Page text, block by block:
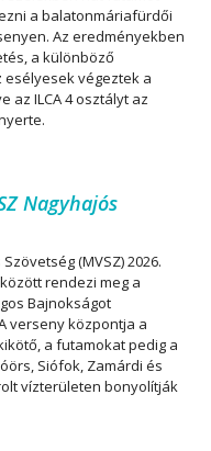
a balatonmáriafürdői
Az eredményekben
a különböző
végeztek a
az ILCA 4 osztályt az
Nagyhajós
(MVSZ) 2026.
rendezi meg a
Bajnokságot
verseny központja a
a futamokat pedig a
Siófok, Zamárdi és
vízterületen bonyolítják